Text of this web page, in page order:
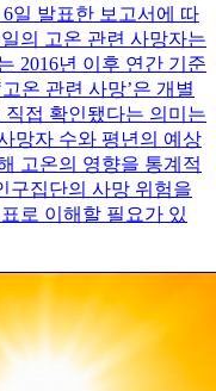
일 발표한 보고서에 따
의 고온 관련 사망자는
2016년 이후 연간 기준
온 관련 사망’은 개별
접 확인됐다는 의미는
망자 수와 평년의 예상
고온의 영향을 통계적
구집단의 사망 위험을
로 이해할 필요가 있